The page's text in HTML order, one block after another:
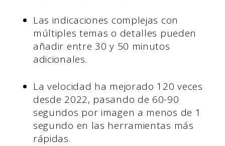
Las indicaciones complejas con
múltiples temas o detalles pueden
añadir entre 30 y 50 minutos
adicionales.
La velocidad ha mejorado 120 veces
desde 2022, pasando de 60-90
segundos por imagen a menos de 1
segundo en las herramientas más
rápidas.